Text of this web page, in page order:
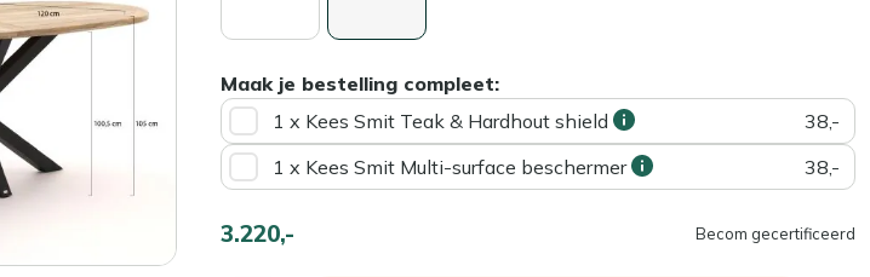
Maak je bestelling compleet:
1 x Kees Smit Teak & Hardhout shield
38,-
1 x Kees Smit Multi-surface beschermer
38,-
3.220,- Becom gecertificeerd